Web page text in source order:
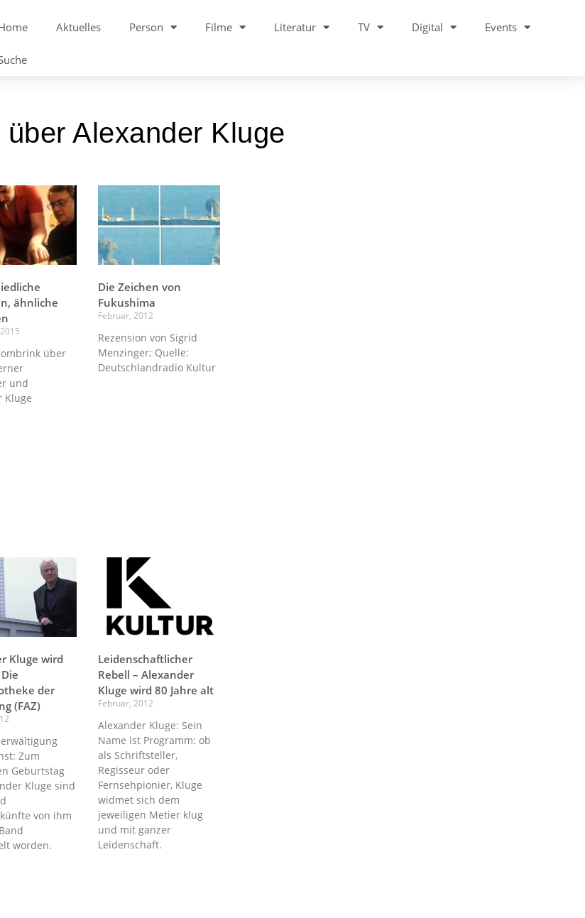
Aktuelles Person Filme Literatur TV Digital Events
über Alexander Kluge
ähnliche
über
und
Kluge
Die Zeichen von
Fukushima
Februar, 2012
Rezension von Sigrid
Menzinger; Quelle:
Deutschlandradio Kultur
Kluge wird
der
(FAZ)
Zum
Geburtstag
Kluge sind
von ihm
worden.
Leidenschaftlicher
Rebell – Alexander
Kluge wird 80 Jahre alt
Februar, 2012
Alexander Kluge: Sein
Name ist Programm: ob
als Schriftsteller,
Regisseur oder
Fernsehpionier, Kluge
widmet sich dem
jeweiligen Metier klug
und mit ganzer
Leidenschaft.